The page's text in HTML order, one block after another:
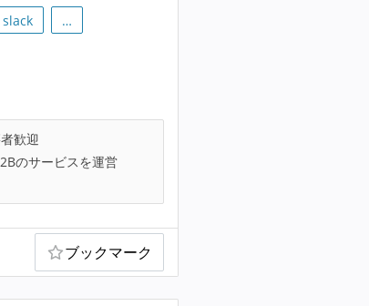
slack …
歓迎
のサービスを運営
ブックマーク